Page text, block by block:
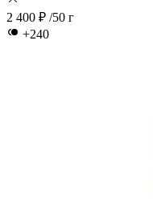
2 400 ₽ /50 г
+240